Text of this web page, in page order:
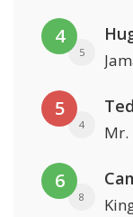
4
5
5
4 Mr.
6
8